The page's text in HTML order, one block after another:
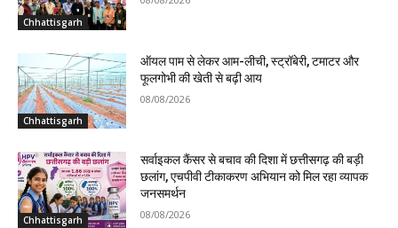
Chhattisgarh
Chhattisgarh
ऑयल पाम से लेकर आम-लीची, स्ट्रॉबेरी, टमाटर और
फूलगोभी की खेती से बढ़ी आय
08/08/2026
Chhattisgarh
सर्वाइकल कैंसर से बचाव की दिशा में छत्तीसगढ़ की बड़ी
छलांग, एचपीवी टीकाकरण अभियान को मिल रहा व्यापक
जनसमर्थन
08/08/2026